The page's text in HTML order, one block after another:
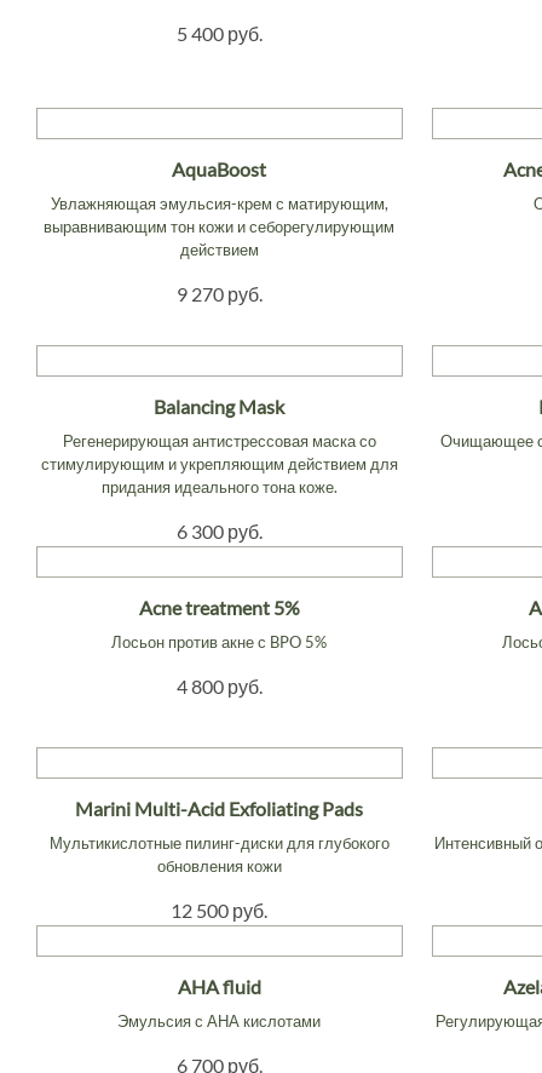
5 400 руб.
AquaBoost
Увлажняющая эмульсия-крем с матирующим,
выравнивающим тон кожи и себорегулирующим
действием
9 270 руб.
Balancing Mask
Регенерирующая антистрессовая маска со
стимулирующим и укрепляющим действием для
придания идеального тона коже.
6 300 руб.
Очищающее
Acne treatment 5%
Лосьон против акне с BPO 5%
4 800 руб.
Marini Multi-Acid Exfoliating Pads
Мультикислотные пилинг-диски для глубокого
обновления кожи
12 500 руб.
Интенсивный
AHA fluid
Эмульсия с АНА кислотами
6 700 руб.